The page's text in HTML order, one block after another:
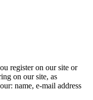
register on our site or
on our site, as
name, e-mail address